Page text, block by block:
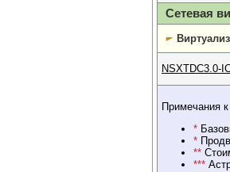
Сетевая
NSXTDC3.0-
Примечания к
*
*
**
***